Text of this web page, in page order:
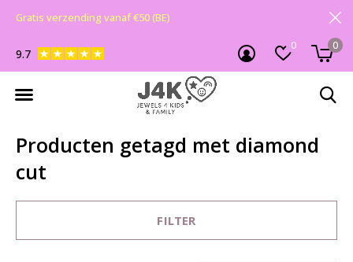
0 0
9.7
Gratis verzending vanaf €50 (BE)
Producten getagd met diamond
cut
FILTER